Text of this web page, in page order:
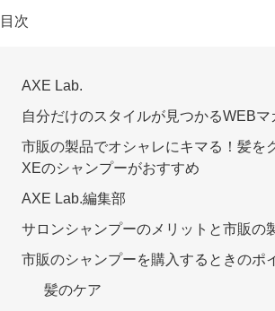
目次
AXE Lab.
自分だけのスタイルが見つかるWEBマ
市販の製品でオシャレにキマる！髪を
XEのシャンプーがおすすめ
AXE Lab.編集部
サロンシャンプーのメリットと市販の
市販のシャンプーを購入するときのポ
髪のケア